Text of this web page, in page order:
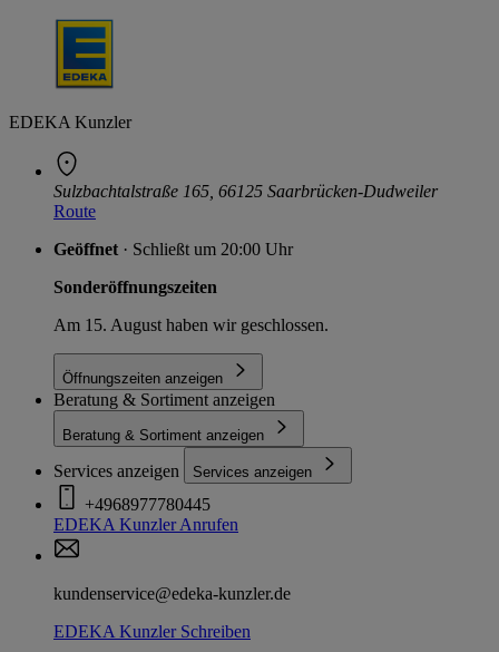
EDEKA Kunzler
Sulzbachtalstraße 165, 66125 Saarbrücken-Dudweiler
Route
Geöffnet · Schließt um 20:00 Uhr
Sonderöffnungszeiten
Am 15. August haben wir geschlossen.
Öffnungszeiten anzeigen
Beratung & Sortiment anzeigen
Beratung & Sortiment anzeigen
Services anzeigen Services anzeigen
+4968977780445
EDEKA KunzlerAnrufen
kundenservice@edeka-kunzler.de
EDEKA KunzlerSchreiben